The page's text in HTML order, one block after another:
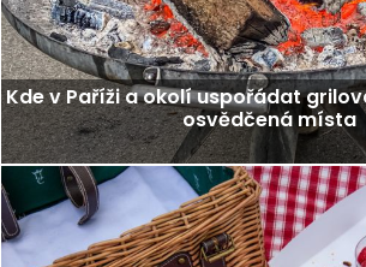
Kde v Paříži a okolí uspořádat
osvědčená místa